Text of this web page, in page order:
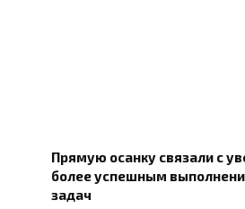
Прямую осанку связали с
более успешным
задач